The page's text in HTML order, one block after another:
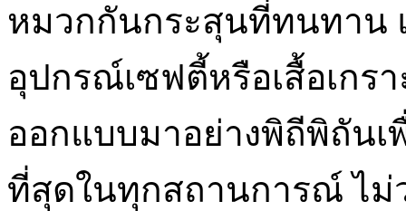
หมวกกันกระสุนที่ทนทาน
อุปกรณ์เซฟตี้หรือเสื้อเก
ออกแบบมาอย่างพิถีพิถัน
ที่สุดในทุกสถานการณ์ ไม่